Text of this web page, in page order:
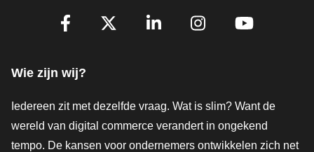
Volg je ons al?
Wie zijn wij?
Iedereen zit met dezelfde vraag. Wat is slim? Want de
wereld van digital commerce verandert in ongekend
tempo. De kansen voor ondernemers ontwikkelen zich net